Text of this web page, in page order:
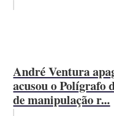
André Ventura
acusou o Polígrafo
de manipulação r...